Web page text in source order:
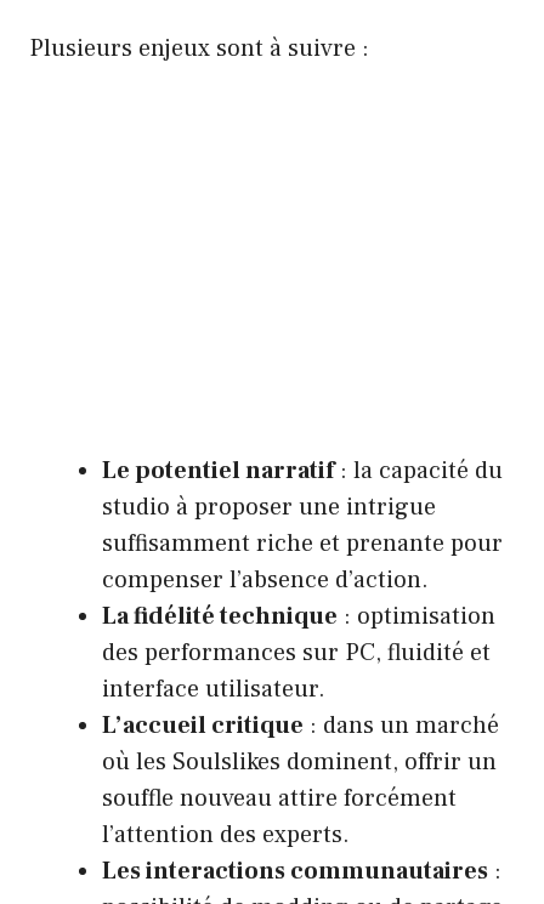
Plusieurs enjeux sont à suivre :
Le potentiel narratif: la capacité du
studio à proposer une intrigue
suffisamment riche et prenante pour
compenser l’absence d’action.
La fidélité technique : optimisation
des performances sur PC, fluidité et
interface utilisateur.
L’accueil critique : dans un marché
où les Soulslikes dominent, offrir un
souffle nouveau attire forcément
l’attention des experts.
Les interactions communautaires :